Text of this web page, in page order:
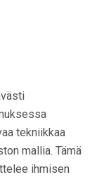
tekniikkaa
mallia. Tämä
ihmisen